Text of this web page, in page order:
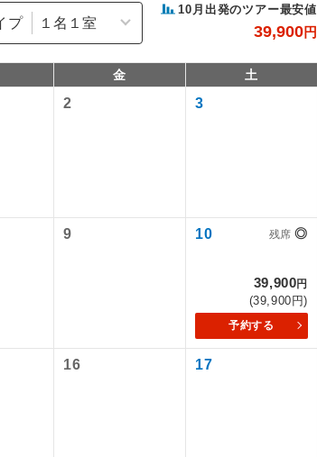
プ
10 月出発のツアー最安値
39,900円
金 土
2 3
9 10 残席 ◎
39,900円
(39,900円)
予約する
16 17
駅）まで添乗員が